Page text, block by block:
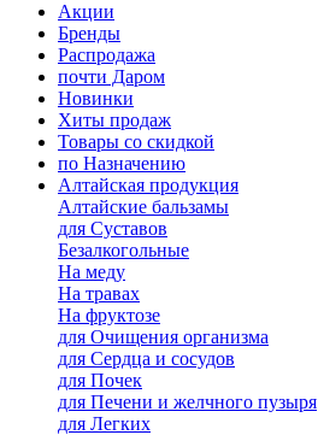
Акции
Бренды
Распродажа
почти Даром
Новинки
Хиты продаж
Товары со скидкой
по Назначению
Алтайская продукция
Алтайские бальзамы
для Суставов
Безалкогольные
На меду
На травах
На фруктозе
для Очищения организма
для Сердца и сосудов
для Почек
для Печени и желчного пузыря
для Легких